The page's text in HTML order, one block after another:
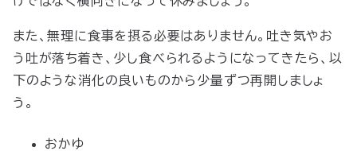
また、無理に食事を摂る必要はありません。吐き気やお
う吐が落ち着き、少し食べられるようになってきたら、以
下のような消化の良いものから少量ずつ再開しましょ
う。
おかゆ